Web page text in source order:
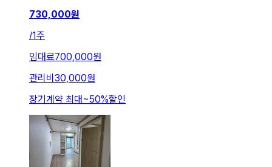
730,000원
/1주
임대료700,000원
관리비 30,000원
장기계약 최대~50%할인